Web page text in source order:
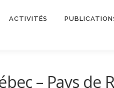
ACTIVITÉS
– Pays de